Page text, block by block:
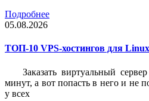
Подробнее
05.08.2026
ТОП-10 VPS-хостингов для
Заказать виртуальный
минут, а вот попасть в него и не
у всех